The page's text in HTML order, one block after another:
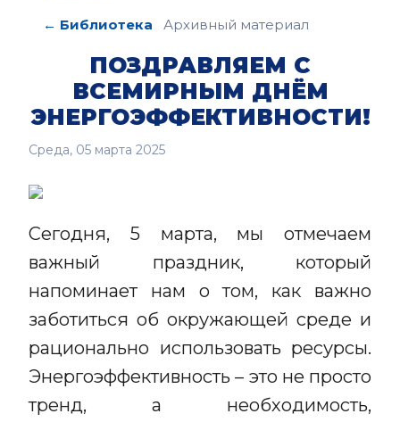
← Библиотека Архивный материал
ПОЗДРАВЛЯЕМ С
ВСЕМИРНЫМ ДНЁМ
ЭНЕРГОЭФФЕКТИВНОСТИ!
Среда, 05 марта 2025
Сегодня, 5 марта, мы отмечаем
важный праздник, который
напоминает нам о том, как важно
заботиться об окружающей среде и
рационально использовать ресурсы.
Энергоэффективность – это не просто
тренд, а необходимость,